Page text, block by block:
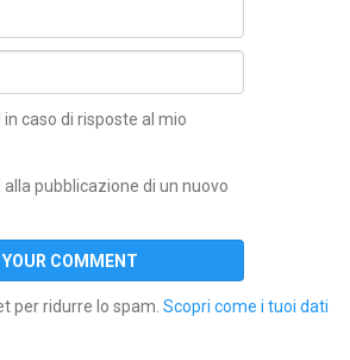
caso di risposte al mio
pubblicazione di un nuovo
per ridurre lo spam. Scopri come i tuoi dati